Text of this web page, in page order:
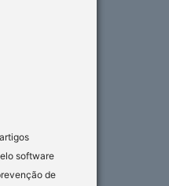
software
de